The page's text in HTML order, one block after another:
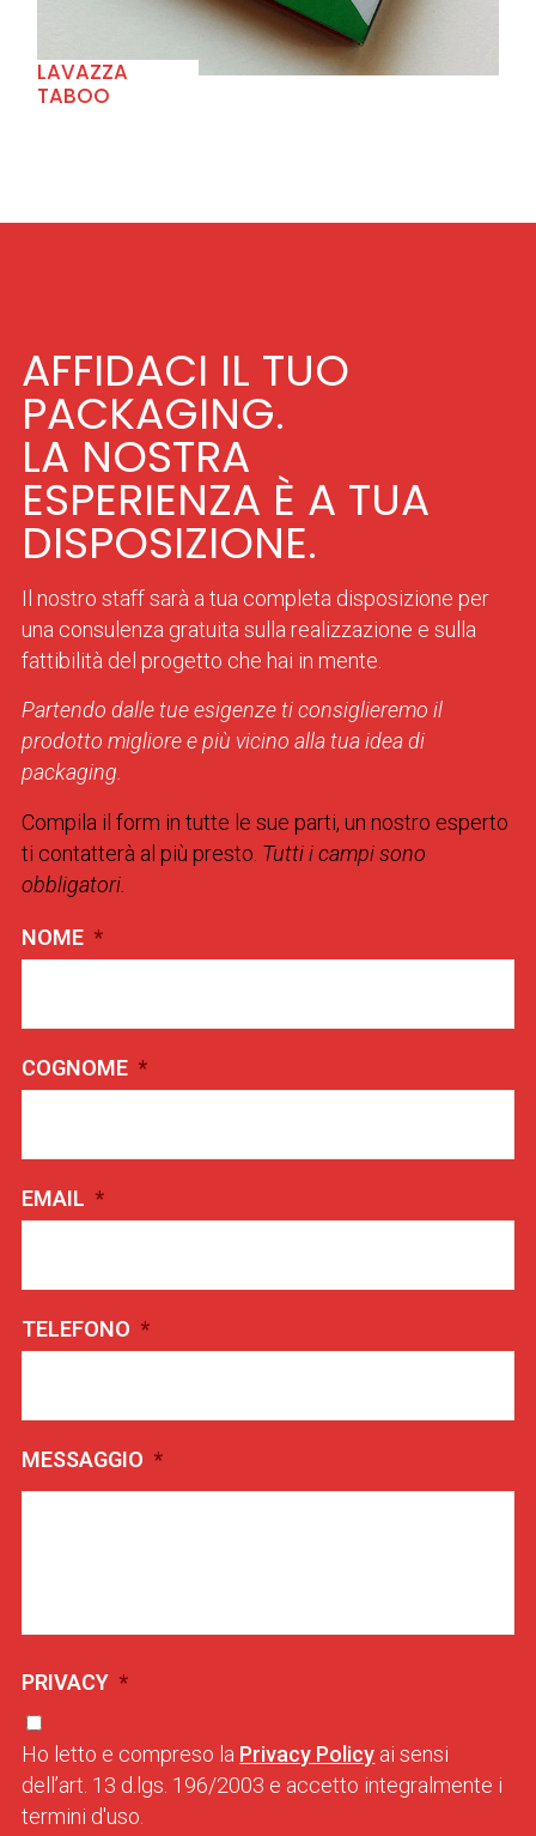
LAVAZZA
TABOO
AFFIDACI IL TUO
PACKAGING.
LA NOSTRA
ESPERIENZA È A TUA
DISPOSIZIONE.
Il nostro staff sarà a tua completa disposizione per
una consulenza gratuita sulla realizzazione e sulla
fattibilità del progetto che hai in mente.
Partendo dalle tue esigenze ti consiglieremo il
prodotto migliore e più vicino alla tua idea di
packaging.
Compila il form in tutte le sue parti, un nostro esperto
ti contatterà al più presto. Tutti i campi sono
obbligatori.
NOME *
COGNOME *
EMAIL *
TELEFONO *
MESSAGGIO *
PRIVACY *
Ho letto e compreso la Privacy Policy ai sensi
dell’art. 13 d.lgs. 196/2003 e accetto integralmente i
termini d'uso.